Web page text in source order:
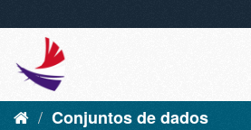
Conjuntos de dados